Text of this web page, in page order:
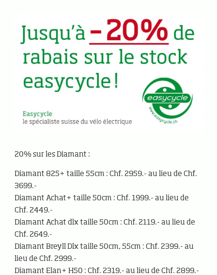
20% sur les Diamant :
Diamant 825+ taille 55cm : Chf. 2959.- au lieu de Chf.
3699.-
Diamant Achat+ taille 50cm : Chf. 1999.- au lieu de
Chf. 2449.-
Diamant Achat dlx taille 50cm : Chf. 2119.- au lieu de
Chf. 2649.-
Diamant Breyll Dlx taille 50cm, 55cm : Chf. 2399.- au
lieu de Chf. 2999.-
Diamant Elan+ H50 : Chf. 2319.- au lieu de Chf. 2899.-